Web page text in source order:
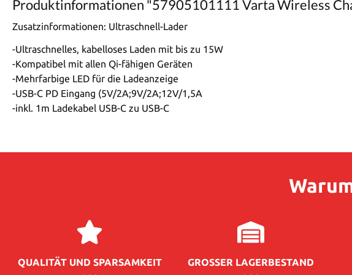
Produktinformationen "57905101111 Varta Wireless
Zusatzinformationen: Ultraschnell-Lader
-Ultraschnelles, kabelloses Laden mit bis zu 15W
-Kompatibel mit allen Qi-fähigen Geräten
-Mehrfarbige LED für die Ladeanzeige
-USB-C PD Eingang (5V/2A;9V/2A;12V/1,5A
-inkl. 1m Ladekabel USB-C zu USB-C
QUALITÄT UND SPARSAMKEIT GROSSER LAGERBESTAND